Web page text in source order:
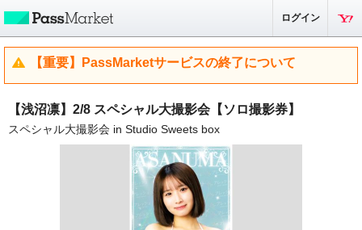
ログイン
【重要】PassMarketサービスの終了について
【浅沼凛】2/8 スペシャル大撮影会【ソロ撮影券】
スペシャル大撮影会 in Studio Sweets box